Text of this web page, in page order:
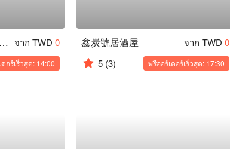
Britshake｜British restaurants in Taiwan - Tamsui Branch จาก TWD 0
อร์เร็วสุด: 14:00
鑫炭號居酒屋 จาก TWD 0
5 (3) พรีออร์เดอร์เร็วสุด: 17:30